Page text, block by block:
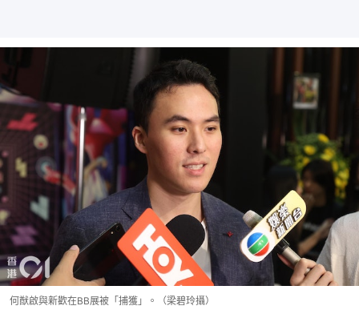
何猷啟與新歡在BB展被「捕獲」。（梁碧玲攝）